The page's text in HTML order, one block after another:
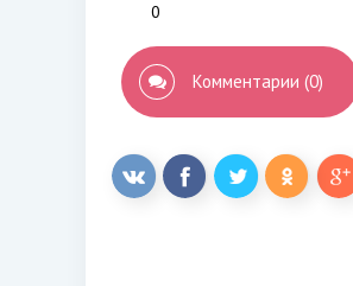
0
Комментарии (0)